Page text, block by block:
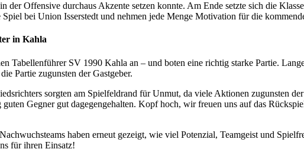
der Offensive durchaus Akzente setzen konnte. Am Ende setzte sich die
bei Union Isserstedt und nehmen jede Menge Motivation für die
in Kahla
Tabellenführer SV 1990 Kahla an – und boten eine richtig starke Partie.
Partie zugunsten der Gastgeber.
sorgten am Spielfeldrand für Unmut, da viele Aktionen zugunsten
Gegner gut dagegengehalten. Kopf hoch, wir freuen uns auf das
haben erneut gezeigt, wie viel Potenzial, Teamgeist und
für ihren Einsatz!